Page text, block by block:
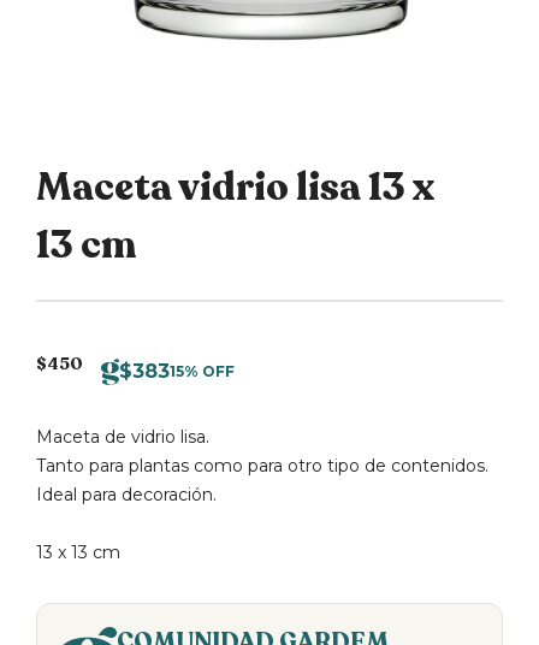
Maceta vidrio lisa 13 x
13 cm
$450 $38315% OFF
Maceta de vidrio lisa.
Tanto para plantas como para otro tipo de contenidos.
Ideal para decoración.
13 x 13 cm